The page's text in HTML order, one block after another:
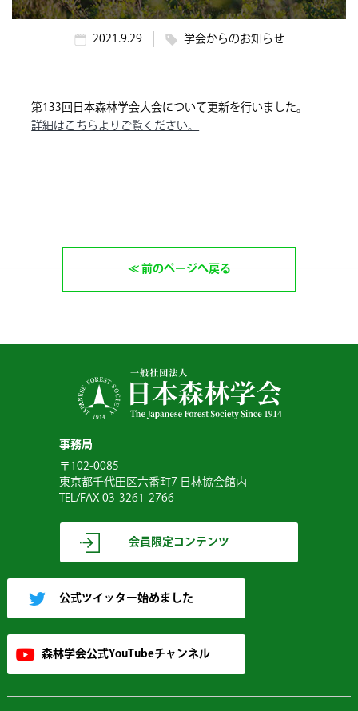
2021.9.29 学会からのお知らせ
第133回日本森林学会大会について更新を行いました。
詳細はこちらよりご覧ください。
前のページへ戻る
事務局
〒102-0085
東京都千代田区六番町7 日林協会館内
TEL/FAX 03-3261-2766
会員限定コンテンツ
公式ツイッター始めました
森林学会公式YouTubeチャンネル